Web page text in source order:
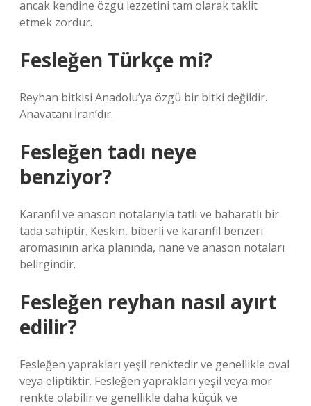
ancak kendine özgü lezzetini tam olarak taklit
etmek zordur.
Fesleğen Türkçe mi?
Reyhan bitkisi Anadolu’ya özgü bir bitki değildir.
Anavatanı İran’dır.
Fesleğen tadı neye
benziyor?
Karanfil ve anason notalarıyla tatlı ve baharatlı bir
tada sahiptir. Keskin, biberli ve karanfil benzeri
aromasının arka planında, nane ve anason notaları
belirgindir.
Fesleğen reyhan nasıl ayırt
edilir?
Fesleğen yaprakları yeşil renktedir ve genellikle oval
veya eliptiktir. Fesleğen yaprakları yeşil veya mor
renkte olabilir ve genellikle daha küçük ve